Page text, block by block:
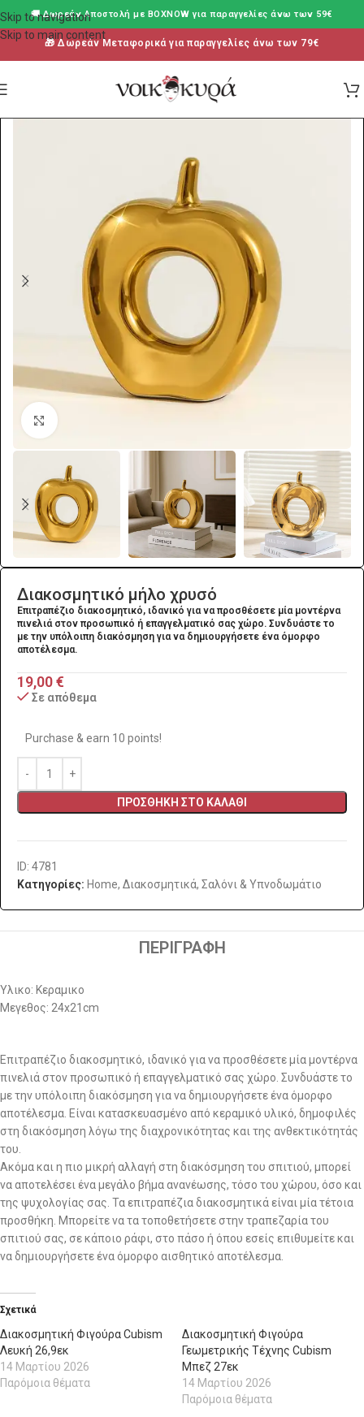
Skip to navigation
Skip to main content
🚚 Δωρεάν Aποστολή με BOXNOW για παραγγελίες άνω των 59€
🎁 Δωρεάν Μεταφορικά για παραγγελίες άνω των 79€
Click to enlarge
Διακοσμητικό μήλο χρυσό
Επιτραπέζιο διακοσμητικό, ιδανικό για να προσθέσετε μία μοντέρνα
πινελιά στον προσωπικό ή επαγγελματικό σας χώρο. Συνδυάστε το
με την υπόλοιπη διακόσμηση για να δημιουργήσετε ένα όμορφο
αποτέλεσμα.
19,00€
Σε απόθεμα
Purchase & earn 10 points!
ΠΡΟΣΘΉΚΗ ΣΤΟ ΚΑΛΆΘΙ
ID: 4781
Κατηγορίες: Home, Διακοσμητικά, Σαλόνι & Υπνοδωμάτιο
ΠΕΡΙΓΡΑΦΉ
Υλικο: Κεραμικο
Μεγεθος: 24x21cm
Επιτραπέζιο διακοσμητικό, ιδανικό για να προσθέσετε μία μοντέρνα
πινελιά στον προσωπικό ή επαγγελματικό σας χώρο. Συνδυάστε το
με την υπόλοιπη διακόσμηση για να δημιουργήσετε ένα όμορφο
αποτέλεσμα. Είναι κατασκευασμένο από κεραμικό υλικό, δημοφιλές
στη διακόσμηση λόγω της διαχρονικότητας και της ανθεκτικότητάς
του.
Ακόμα και η πιο μικρή αλλαγή στη διακόσμηση του σπιτιού, μπορεί
να αποτελέσει ένα μεγάλο βήμα ανανέωσης, τόσο του χώρου, όσο και
της ψυχολογίας σας. Τα επιτραπέζια διακοσμητικά είναι μία τέτοια
προσθήκη. Μπορείτε να τα τοποθετήσετε στην τραπεζαρία του
σπιτιού σας, σε κάποιο ράφι, στο πάσο ή όπου εσείς επιθυμείτε και
να δημιουργήσετε ένα όμορφο αισθητικό αποτέλεσμα.
Σχετικά
Διακοσμητική Φιγούρα Cubism
Λευκή 26,9εκ
14 Μαρτίου 2026
Παρόμοια θέματα
Διακοσμητική Φιγούρα
Γεωμετρικής Τέχνης Cubism
Μπεζ 27εκ
14 Μαρτίου 2026
Παρόμοια θέματα